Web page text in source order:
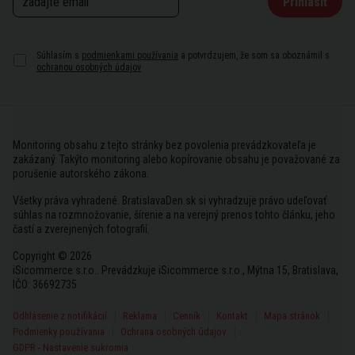
Súhlasím s podmienkami používania a potvrdzujem, že som sa oboznámil s
ochranou osobných údajov
Monitoring obsahu z tejto stránky bez povolenia prevádzkovateľa je
zakázaný. Takýto monitoring alebo kopírovanie obsahu je považované za
porušenie autorského zákona.
Všetky práva vyhradené. BratislavaDen.sk si vyhradzuje právo udeľovať
súhlas na rozmnožovanie, šírenie a na verejný prenos tohto článku, jeho
častí a zverejnených fotografií.
Copyright © 2026
iSicommerce s.r.o.. Prevádzkuje iSicommerce s.r.o., Mýtna 15, Bratislava,
IČO: 36692735
Odhlásenie z notifikácií Reklama Cenník Kontakt
Mapa stránok
Podmienky používania
Ochrana osobných údajov
GDPR - Nastavenie sukromia